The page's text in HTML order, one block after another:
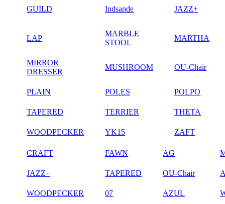
GUILD Indsande JAZZ+
LAP
MARBLE
STOOL
MARTHA
MIRROR
DRESSER
MUSHROOM OU-Chair
PLAIN POLES POLPO
TAPERED TERRIER THETA
WOODPECKER YK15 ZAFT
CRAFT FAWN AG
JAZZ+ TAPERED OU-Chair
WOODPECKER 07 AZUL